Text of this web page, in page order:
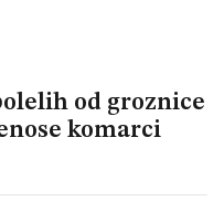
od groznice
komarci